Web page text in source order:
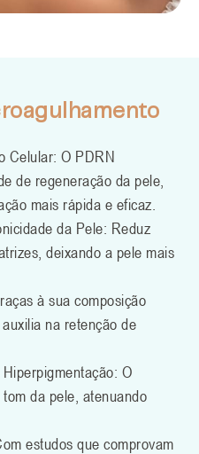
Celular: O PDRN
de regeneração da pele,
mais rápida e eficaz.
da Pele: Reduz
deixando a pele mais
à sua composição
na retenção de
O
da pele, atenuando
estudos que comprovam